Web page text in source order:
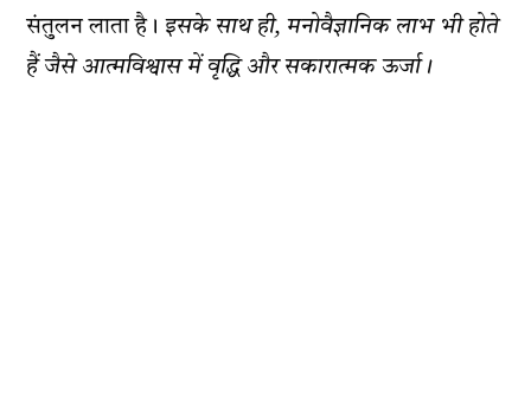
संतुलन लाता है।इसके साथ ही, मनोवैज्ञानिक लाभ भी होते
हैं जैसे आत्मविश्वास में वृद्धि और सकारात्मक ऊर्जा।